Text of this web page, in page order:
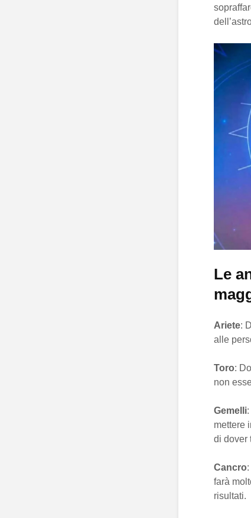
Le
Ariete:
alle
Toro:
non
Gemelli
mettere
di dover
Cancro
farà
risultati.